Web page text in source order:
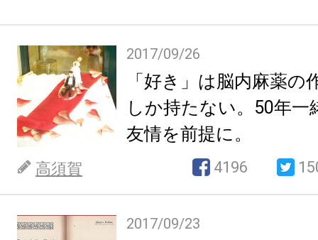
2017/09/26
「好き」は脳内麻薬の
しか持たない。50年一
友情を前提に。
高須賀 4196
2017/09/23